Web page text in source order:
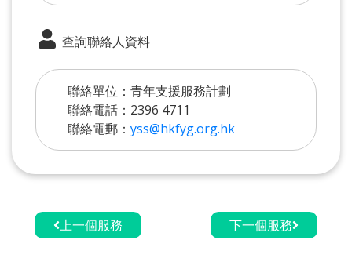
查詢聯絡人資料
聯絡單位：青年支援服務計劃
聯絡電話：2396 4711
聯絡電郵： yss@hkfyg.org.hk
上一個服務 下一個服務